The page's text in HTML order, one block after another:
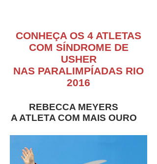
CONHEÇA OS 4 ATLETAS
COM SÍNDROME DE
USHER
NAS PARALIMPÍADAS RIO
2016
REBECCA MEYERS
A ATLETA COM MAIS OURO